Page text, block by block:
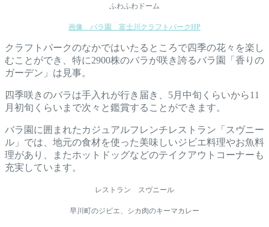
ふわふわドーム
画像 バラ園 富士川クラフトパークHP
クラフトパークのなかではいたるところで四季の花々を楽し
むことができ、特に2900株のバラが咲き誇るバラ園「香りの
ガーデン」は見事。
四季咲きのバラは手入れが行き届き、5月中旬くらいから11
月初旬くらいまで次々と鑑賞することができます。
バラ園に囲まれたカジュアルフレンチレストラン「スヴニー
ル」では、地元の食材を使った美味しいジビエ料理やお魚料
理があり、またホットドッグなどのテイクアウトコーナーも
充実しています。
レストラン スヴニール
早川町のジビエ、シカ肉のキーマカレー